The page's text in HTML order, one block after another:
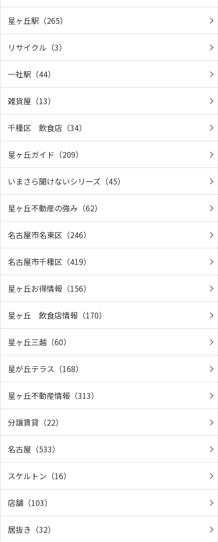
星ヶ丘駅（265）
リサイクル（3）
一社駅（44）
雑貨屋（13）
千種区 飲食店（34）
星ヶ丘ガイド（209）
いまさら聞けないシリーズ（45）
星ヶ丘不動産の強み（62）
名古屋市名東区（246）
名古屋市千種区（419）
星ヶ丘お得情報（156）
星ヶ丘 飲食店情報（170）
星ヶ丘三越（60）
星が丘テラス（168）
星ヶ丘不動産情報（313）
分譲賃貸（22）
名古屋（533）
スケルトン（16）
店舗（103）
居抜き（32）